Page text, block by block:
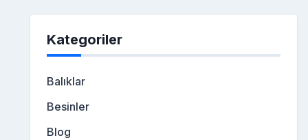
Kategoriler
Balıklar
Besinler
Blog